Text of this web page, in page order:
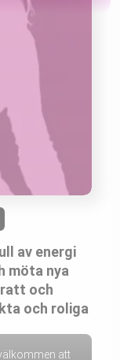
av energi
möta nya
och
och roliga
att